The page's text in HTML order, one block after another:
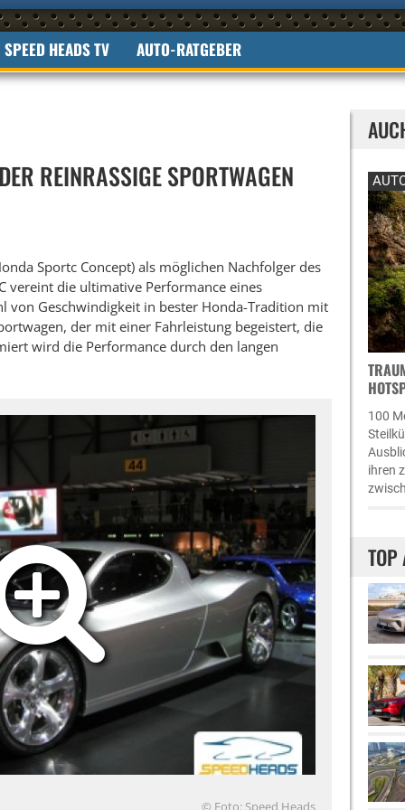
SPEED HEADS TV AUTO-RATGEBER
REINRASSIGE SPORTWAGEN
Sportc Concept) als möglichen Nachfolger des
vereint die ultimative Performance eines
von Geschwindigkeit in bester Honda-Tradition mit
der mit einer Fahrleistung begeistert, die
wird die Performance durch den langen
© Foto: Speed Heads
100
ihren
TOP